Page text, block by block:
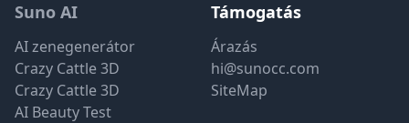
Suno AI
AI zenegenerátor
Crazy Cattle 3D
Crazy Cattle 3D
AI Beauty Test
Támogatás
Árazás
hi@sunocc.com
SiteMap